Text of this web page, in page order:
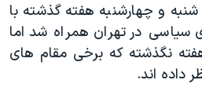
و چهارشنبه هفته گذشته با
سیاسی در تهران همراه شد اما
نگذشته که برخی مقام های
داده اند.